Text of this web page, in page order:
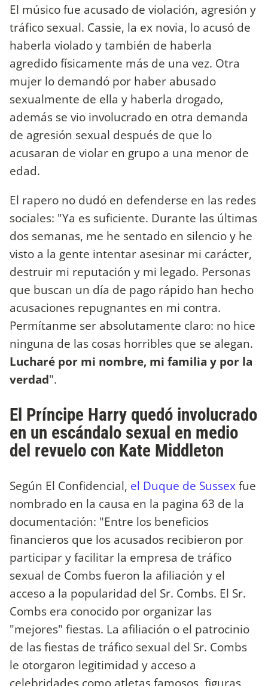
El músico fue acusado de violación, agresión y
tráfico sexual. Cassie, la ex novia, lo acusó de
haberla violado y también de haberla
agredido físicamente más de una vez. Otra
mujer lo demandó por haber abusado
sexualmente de ella y haberla drogado,
además se vio involucrado en otra demanda
de agresión sexual después de que lo
acusaran de violar en grupo a una menor de
edad.
El rapero no dudó en defenderse en las redes
sociales: "Ya es suficiente. Durante las últimas
dos semanas, me he sentado en silencio y he
visto a la gente intentar asesinar mi carácter,
destruir mi reputación y mi legado. Personas
que buscan un día de pago rápido han hecho
acusaciones repugnantes en mi contra.
Permítanme ser absolutamente claro: no hice
ninguna de las cosas horribles que se alegan.
Lucharé por mi nombre, mi familia y por la
verdad".
El Príncipe Harry quedó involucrado
en un escándalo sexual en medio
del revuelo con Kate Middleton
Según El Confidencial, el Duque de Sussexfue
nombrado en la causa en la pagina 63 de la
documentación: "Entre los beneficios
financieros que los acusados recibieron por
participar y facilitar la empresa de tráfico
sexual de Combs fueron la afiliación y el
acceso a la popularidad del Sr. Combs. El Sr.
Combs era conocido por organizar las
"mejores" fiestas. La afiliación o el patrocinio
de las fiestas de tráfico sexual del Sr. Combs
le otorgaron legitimidad y acceso a
celebridades como atletas famosos, figuras